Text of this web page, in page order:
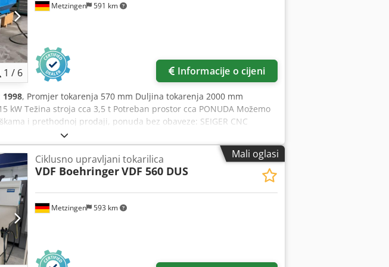
ubrzanje: 5 m/s² Nominalna sila: 5.000 N PODACI O
min Maksimalno ubrzanje: 5 m/s² Nominalna sila: 5.000 N Broj
alata: 30 mm Pogonjena mjesta: 12 Maksimalna brzina rotacije
1 / 6
Metzingen 591 km
Informacije o cijeni
1998, Promjer tokarenja 570 mm Duljina tokarenja 2000 mm
kW Težina stroja cca 3,5 t Potreban prostor cca PONUDA Možemo
i prethodnoj prodaji, ponuda bez obaveze: SEIGER CNC
Tip SLZ 570 / 2 x 2000 Godina izgradnje 1999 981 01x
preko klizača 340 mm Središnja širina / duljina tokarenja 2.000
mm Provrt vretena 65 mm Broj okretaja vretena (2 razine)
okretni moment 1.600 Nm Posmak osi X max / brzi hod
10.000 mm/min Sila napredovanja X-os / Z-os 7.000 / 10.000 N
5 Pogon vretena 16 kW Ukupni pogon cca 20 kW - 400 V - 50 Hz
• Strojem se može upravljati ručno pomoću elektroničkih
osnim upravljanjem ciklusa HEIDENHAIN - Manual Plus M s
Preko boje Trenutni položaji osi prikazani su na
kao i unos podataka o rezanju, brzina rezanja (također
• Jednostavno i brzo programiranje radionice putem
Mali oglasi
Metzingen 593 km
Ciklusno upravljani tokarilica
VDF BoehringerVDF 560 DUS